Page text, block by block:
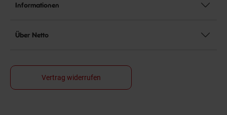
Informationen
Über Netto
Vertrag widerrufen